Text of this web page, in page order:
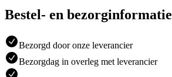
Bestel- en bezorginformatie
Bezorgd door onze leverancier
Bezorgdag in overleg met leverancier